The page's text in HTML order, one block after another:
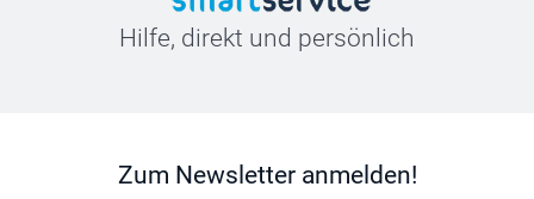
Hilfe, direkt und persönlich
Zum Newsletter anmelden!